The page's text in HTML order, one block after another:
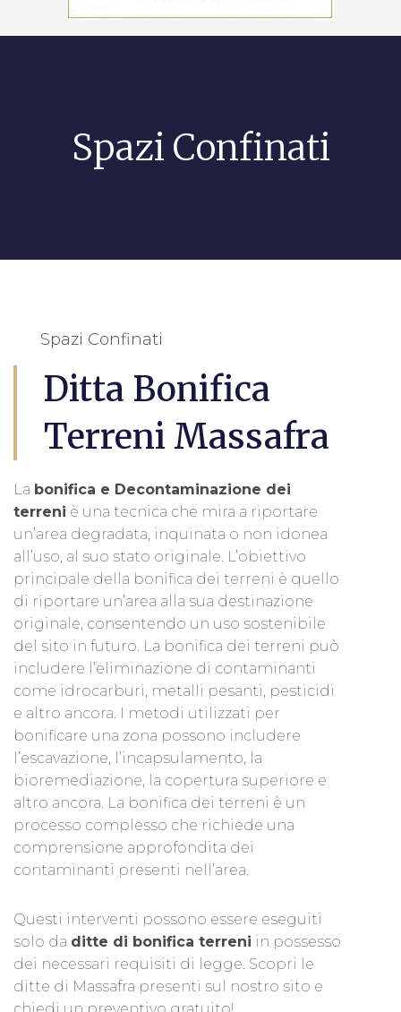
Spazi Confinati
Spazi Confinati
Ditta Bonifica
Terreni Massafra
La bonifica e Decontaminazione dei
terreni è una tecnica che mira a riportare
un’area degradata, inquinata o non idonea
all’uso, al suo stato originale. L’obiettivo
principale della bonifica dei terreni è quello
di riportare un’area alla sua destinazione
originale, consentendo un uso sostenibile
del sito in futuro. La bonifica dei terreni può
includere l’eliminazione di contaminanti
come idrocarburi, metalli pesanti, pesticidi
e altro ancora. I metodi utilizzati per
bonificare una zona possono includere
l’escavazione, l’incapsulamento, la
bioremediazione, la copertura superiore e
altro ancora. La bonifica dei terreni è un
processo complesso che richiede una
comprensione approfondita dei
contaminanti presenti nell’area.
Questi interventi possono essere eseguiti
solo da ditte di bonifica terreni in possesso
dei necessari requisiti di legge. Scopri le
ditte di Massafra presenti sul nostro sito e